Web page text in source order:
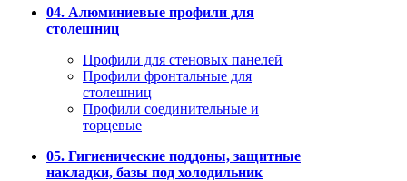
04. Алюминиевые профили для
столешниц
Профили для стеновых панелей
Профили фронтальные для
столешниц
Профили соединительные и
торцевые
05. Гигиенические поддоны, защитные
накладки, базы под холодильник